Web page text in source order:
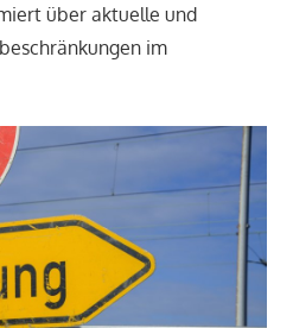
über aktuelle und
im